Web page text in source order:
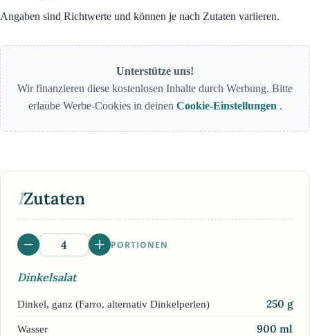
Angaben sind Richtwerte und können je nach Zutaten variieren.
Unterstütze uns!
Wir finanzieren diese kostenlosen Inhalte durch Werbung. Bitte
erlaube Werbe-Cookies in deinen Cookie-Einstellungen .
IZutaten
PORTIONEN
Dinkelsalat
Dinkel, ganz (Farro, alternativ Dinkelperlen) 250 g
Wasser 900 ml